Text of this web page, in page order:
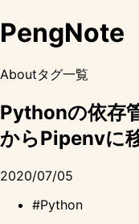
PengNote
Aboutタグ一覧
Pythonの依存
からPipenvに
2020/07/05
#Python